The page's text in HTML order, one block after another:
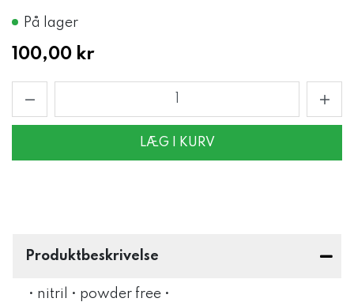
På lager
100,00 kr
LÆG I KURV
Produktbeskrivelse
• nitril • powder free •